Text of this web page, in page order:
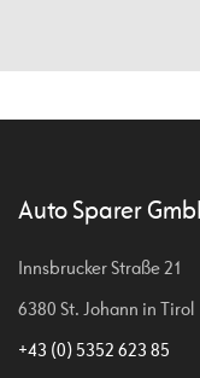
Auto Sparer
Innsbrucker Straße 21
6380 St. Johann in Tirol
+43 (0) 5352 623 85